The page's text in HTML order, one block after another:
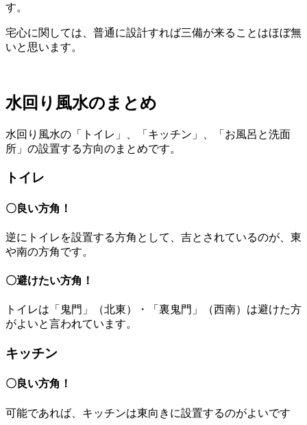
す。
宅心に関しては、普通に設計すれば三備が来ることはほぼ無
いと思います。
水回り風水のまとめ
水回り風水の「トイレ」、「キッチン」、「お風呂と洗面
所」の設置する方向のまとめです。
トイレ
〇良い方角！
逆にトイレを設置する方角として、吉とされているのが、東
や南の方角です。
〇避けたい方角！
トイレは「鬼門」（北東）・「裏鬼門」（西南）は避けた方
がよいと言われています。
キッチン
〇良い方角！
可能であれば、キッチンは東向きに設置するのがよいです